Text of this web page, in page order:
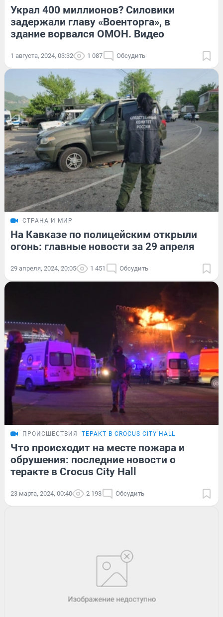
Украл 400 миллионов? Силовики
задержали главу «Военторга», в
здание ворвался ОМОН. Видео
1 августа, 2024, 03:32 1 087 Обсудить
СТРАНА И МИР
На Кавказе по полицейским открыли
огонь: главные новости за 29 апреля
29 апреля, 2024, 20:05 1 451 Обсудить
ПРОИСШЕСТВИЯ ТЕРАКТ В CROCUS CITY HALL
Что происходит на месте пожара и
обрушения: последние новости о
теракте в Crocus City Hall
23 марта, 2024, 00:40 2 193 Обсудить